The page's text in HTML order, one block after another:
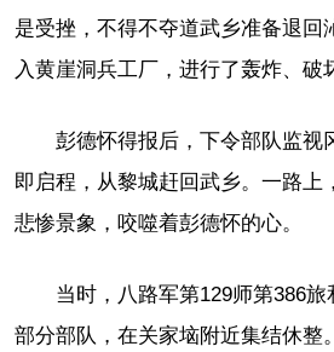
是受挫，不得不夺道武乡准备退回
入黄崖洞兵工厂，进行了轰炸、破
彭德怀得报后，下令部队监视
即启程，从黎城赶回武乡。一路上
悲惨景象，咬噬着彭德怀的心。
当时，八路军第129师第386
部分部队，在关家垴附近集结休整